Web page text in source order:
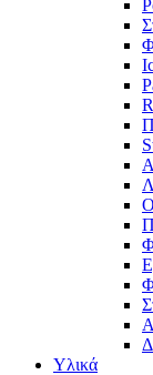
Υλικά